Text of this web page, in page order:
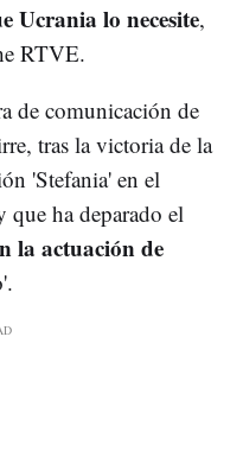
Ucrania lo necesite,
RTVE.
de comunicación de
tras la victoria de la
'Stefania' en el
que ha deparado el
la actuación de